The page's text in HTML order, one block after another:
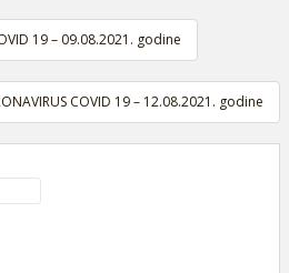
19 – 09.08.2021. godine
COVID 19 – 12.08.2021. godine